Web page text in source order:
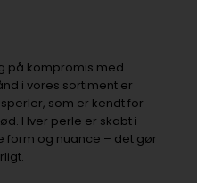
på kompromis med
i vores sortiment er
som er kendt for
Hver perle er skabt i
form og nuance – det gør